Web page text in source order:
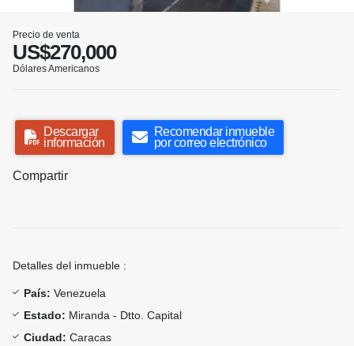
Precio de venta
US$270,000
Dólares Americanos
Descargar
información
Recomendar inmueble
por correo electrónico
Compartir
Detalles del inmueble :
País: Venezuela
Estado: Miranda - Dtto. Capital
Ciudad: Caracas